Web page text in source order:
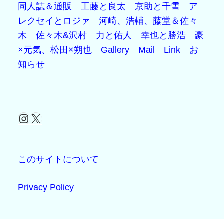
同人誌＆通販
工藤と良太 京助と千雪
ア
レクセイとロジァ
河崎、浩輔、藤堂＆佐々
木
佐々木&沢村 力と佑人 幸也と勝浩
豪
×元気、松田×朔也
Gallery Mail Link
お
知らせ
Instagram
X
このサイトについて
Privacy Policy